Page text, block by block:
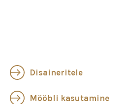
Disaineritele
Mööbli kasutamine